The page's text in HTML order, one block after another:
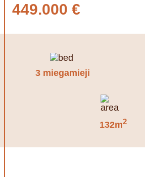
449.000 €
3 miegamieji
132m2